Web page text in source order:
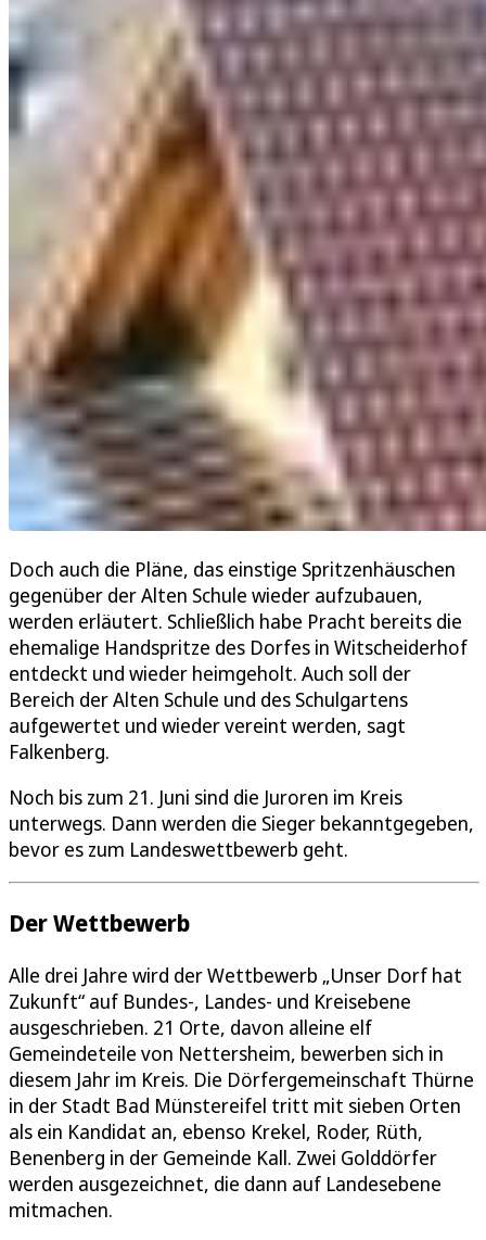
Doch auch die Pläne, das einstige Spritzenhäuschen
gegenüber der Alten Schule wieder aufzubauen,
werden erläutert. Schließlich habe Pracht bereits die
ehemalige Handspritze des Dorfes in Witscheiderhof
entdeckt und wieder heimgeholt. Auch soll der
Bereich der Alten Schule und des Schulgartens
aufgewertet und wieder vereint werden, sagt
Falkenberg.
Noch bis zum 21. Juni sind die Juroren im Kreis
unterwegs. Dann werden die Sieger bekanntgegeben,
bevor es zum Landeswettbewerb geht.
Der Wettbewerb
Alle drei Jahre wird der Wettbewerb „Unser Dorf hat
Zukunft“ auf Bundes-, Landes- und Kreisebene
ausgeschrieben. 21 Orte, davon alleine elf
Gemeindeteile von Nettersheim, bewerben sich in
diesem Jahr im Kreis. Die Dörfergemeinschaft Thürne
in der Stadt Bad Münstereifel tritt mit sieben Orten
als ein Kandidat an, ebenso Krekel, Roder, Rüth,
Benenberg in der Gemeinde Kall. Zwei Golddörfer
werden ausgezeichnet, die dann auf Landesebene
mitmachen.